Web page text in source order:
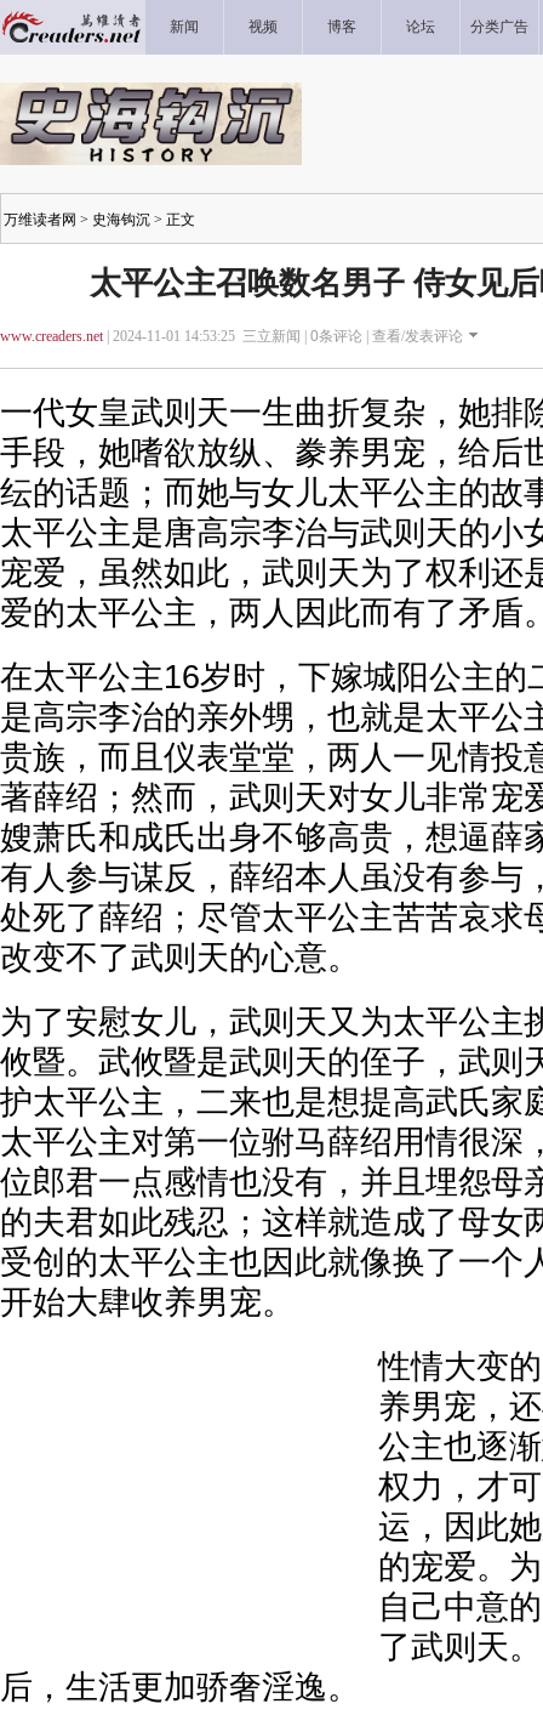
新闻 视频 博客 论坛 分类广告
万维读者网 > 史海钩沉 > 正文
太平公主召唤数名男子 侍女见
www.creaders.net| 2024-11-01 14:53:25 三立新闻 | 0条评论 | 查看/发表评论
一代女皇武则天一生曲折复杂，她排
手段，她嗜欲放纵、豢养男宠，给后
纭的话题；而她与女儿太平公主的故
太平公主是唐高宗李治与武则天的小
宠爱，虽然如此，武则天为了权利还
爱的太平公主，两人因此而有了矛盾
在太平公主16岁时，下嫁城阳公主的
是高宗李治的亲外甥，也就是太平公
贵族，而且仪表堂堂，两人一见情投
著薛绍；然而，武则天对女儿非常宠
嫂萧氏和成氏出身不够高贵，想逼薛
有人参与谋反，薛绍本人虽没有参与
处死了薛绍；尽管太平公主苦苦哀求
改变不了武则天的心意。
为了安慰女儿，武则天又为太平公主
攸暨。武攸暨是武则天的侄子，武则
护太平公主，二来也是想提高武氏家
太平公主对第一位驸马薛绍用情很深
位郎君一点感情也没有，并且埋怨母
的夫君如此残忍；这样就造成了母女
受创的太平公主也因此就像换了一个
开始大肆收养男宠。
性情大变
养男宠，
公主也逐
权力，才
运，因此
的宠爱。
自己中意
了武则天
后，生活更加骄奢淫逸。